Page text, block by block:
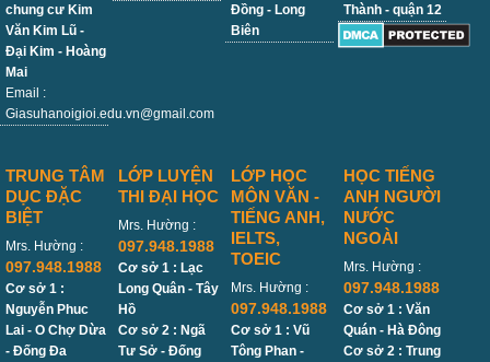
chung cư Kim
Văn Kim Lũ -
Đại Kim - Hoàng
Mai
Email :
Giasuhanoigioi.edu.vn@gmail.com
Đồng - Long
Biên
Thành - quận 12
TRUNG TÂM
DỤC ĐẶC
BIỆT
Mrs. Hường :
097.948.1988
Cơ sở 1 :
Nguyễn Phuc
Lai - O Chợ Dừa
- Đống Đa
LỚP LUYỆN
THI ĐẠI HỌC
Mrs. Hường :
097.948.1988
Cơ sở 1 : Lạc
Long Quân - Tây
Hồ
Cơ sở 2 : Ngã
Tư Sở - Đống
LỚP HỌC
MÔN VĂN -
TIẾNG ANH,
IELTS,
TOEIC
Mrs. Hường :
097.948.1988
Cơ sở 1 : Vũ
Tông Phan -
HỌC TIẾNG
ANH NGƯỜI
NƯỚC
NGOÀI
Mrs. Hường :
097.948.1988
Cơ sở 1 : Văn
Quán - Hà Đông
Cơ sở 2 : Trung